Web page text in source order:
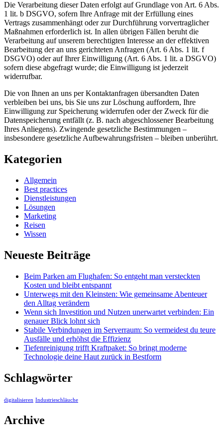
Die Verarbeitung dieser Daten erfolgt auf Grundlage von Art. 6 Abs.
1 lit. b DSGVO, sofern Ihre Anfrage mit der Erfüllung eines
Vertrags zusammenhängt oder zur Durchführung vorvertraglicher
Maßnahmen erforderlich ist. In allen übrigen Fällen beruht die
Verarbeitung auf unserem berechtigten Interesse an der effektiven
Bearbeitung der an uns gerichteten Anfragen (Art. 6 Abs. 1 lit. f
DSGVO) oder auf Ihrer Einwilligung (Art. 6 Abs. 1 lit. a DSGVO)
sofern diese abgefragt wurde; die Einwilligung ist jederzeit
widerrufbar.
Die von Ihnen an uns per Kontaktanfragen übersandten Daten
verbleiben bei uns, bis Sie uns zur Löschung auffordern, Ihre
Einwilligung zur Speicherung widerrufen oder der Zweck für die
Datenspeicherung entfällt (z. B. nach abgeschlossener Bearbeitung
Ihres Anliegens). Zwingende gesetzliche Bestimmungen –
insbesondere gesetzliche Aufbewahrungsfristen – bleiben unberührt.
Kategorien
Allgemein
Best practices
Dienstleistungen
Lösungen
Marketing
Reisen
Wissen
Neueste Beiträge
Beim Parken am Flughafen: So entgeht man versteckten
Kosten und bleibt entspannt
Unterwegs mit den Kleinsten: Wie gemeinsame Abenteuer
den Alltag verändern
Wenn sich Investition und Nutzen unerwartet verbinden: Ein
genauer Blick lohnt sich
Stabile Verbindungen im Serverraum: So vermeidest du teure
Ausfälle und erhöhst die Effizienz
Tiefenreinigung trifft Kraftpaket: So bringt moderne
Technologie deine Haut zurück in Bestform
Schlagwörter
digitalisieren Industrieschläuche
Archive